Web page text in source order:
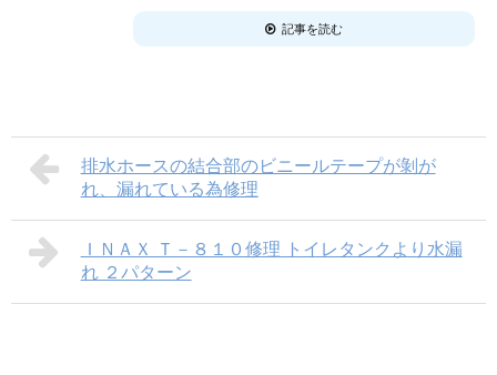
記事を読む
排水ホースの結合部のビニールテープが剝が
れ、漏れている為修理
ＩＮＡＸ Ｔ－８１０修理 トイレタンクより水漏
れ ２パターン